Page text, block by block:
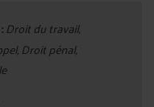
Droit du travail,
Droit pénal,